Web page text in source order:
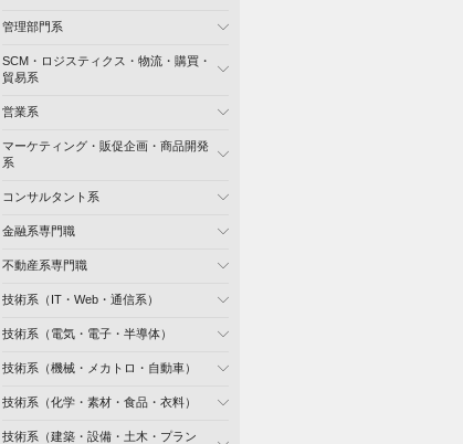
管理部門系
SCM・ロジスティクス・物流・購買・
貿易系
営業系
マーケティング・販促企画・商品開発
系
コンサルタント系
金融系専門職
不動産系専門職
技術系（IT・Web・通信系）
技術系（電気・電子・半導体）
技術系（機械・メカトロ・自動車）
技術系（化学・素材・食品・衣料）
技術系（建築・設備・土木・プラン